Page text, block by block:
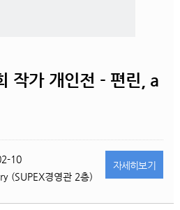
작가 개인전 - 편린, a
10
(SUPEX경영관 2층)
자세히보기